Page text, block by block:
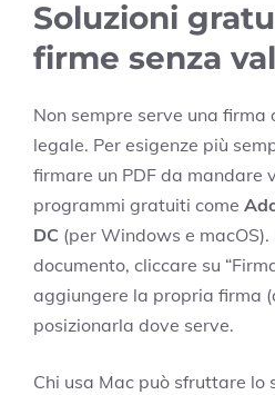
Soluzioni
firme senza
Non sempre serve una
legale. Per esigenze più
firmare un PDF da mandare
programmi gratuiti come
DC (per Windows e
documento, cliccare su
aggiungere la propria firma
posizionarla dove serve.
Chi usa Mac può sfruttare